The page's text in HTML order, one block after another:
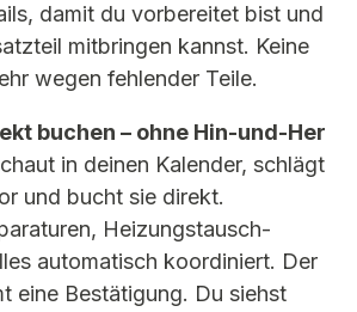
damit du vorbereitet bist und
mitbringen kannst. Keine
wegen fehlender Teile.
buchen – ohne Hin-und-Her
in deinen Kalender, schlägt
und bucht sie direkt.
Heizungstausch-
automatisch koordiniert. Der
eine Bestätigung. Du siehst